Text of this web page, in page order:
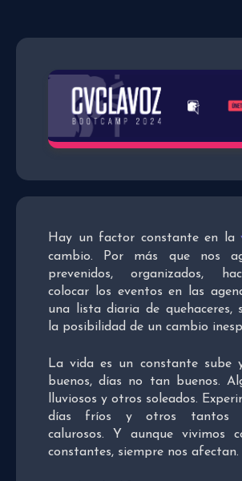
Hay un factor constante en la
cambio. Por más que nos
prevenidos, organizados,
colocar los eventos en las
una lista diaria de quehaceres,
la posibilidad de un cambio
La vida es un constante sube
buenos, días no tan buenos.
lluviosos y otros soleados.
días fríos y otros tantos
calurosos. Y aunque vivimos
constantes, siempre nos afectan.